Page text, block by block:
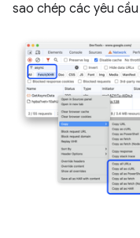
sao chép các yêu